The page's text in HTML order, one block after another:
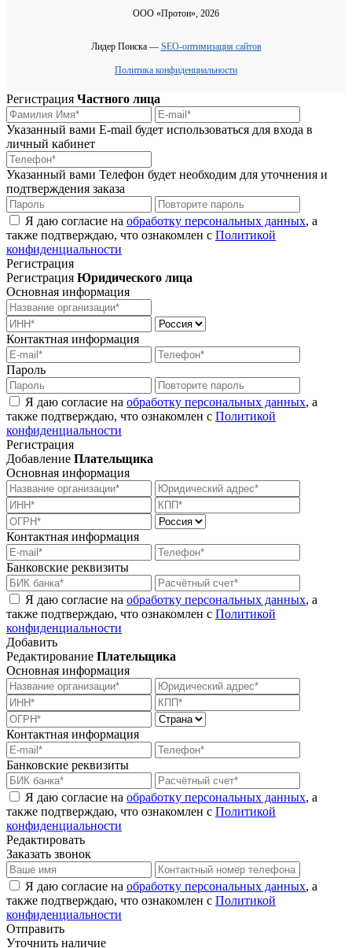
ООО «Протон», 2026
Лидер Поиска — SEO-оптимизация сайтов
Политика конфиденциальности
Регистрация Частного лица
Указанный вами E-mail будет использоваться для входа в
личный кабинет
Указанный вами Телефон будет необходим для уточнения и
подтверждения заказа
Я даю согласие на обработку персональных данных, а
также подтверждаю, что ознакомлен с Политикой
конфиденциальности
Регистрация
Регистрация Юридического лица
Основная информация
Контактная информация
Пароль
Я даю согласие на обработку персональных данных, а
также подтверждаю, что ознакомлен с Политикой
конфиденциальности
Регистрация
Добавление Плательщика
Основная информация
Контактная информация
Банковские реквизиты
Я даю согласие на обработку персональных данных, а
также подтверждаю, что ознакомлен с Политикой
конфиденциальности
Добавить
Редактирование Плательщика
Основная информация
Контактная информация
Банковские реквизиты
Я даю согласие на обработку персональных данных, а
также подтверждаю, что ознакомлен с Политикой
конфиденциальности
Редактировать
Заказать звонок
Я даю согласие на обработку персональных данных, а
также подтверждаю, что ознакомлен с Политикой
конфиденциальности
Отправить
Уточнить наличие